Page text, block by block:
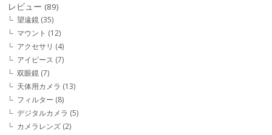
レビュー (89)
望遠鏡 (35)
マウント (12)
アクセサリ (4)
アイピース (7)
双眼鏡 (7)
天体用カメラ (13)
フィルター (8)
デジタルカメラ (5)
カメラレンズ (2)